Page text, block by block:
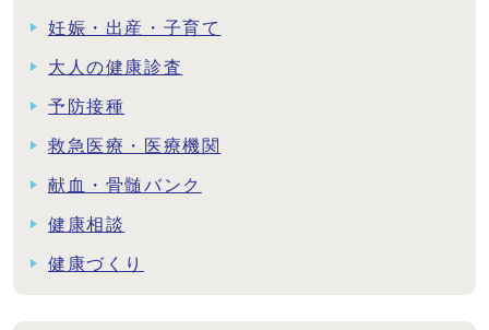
妊娠・出産・子育て
大人の健康診査
予防接種
救急医療・医療機関
献血・骨髄バンク
健康相談
健康づくり